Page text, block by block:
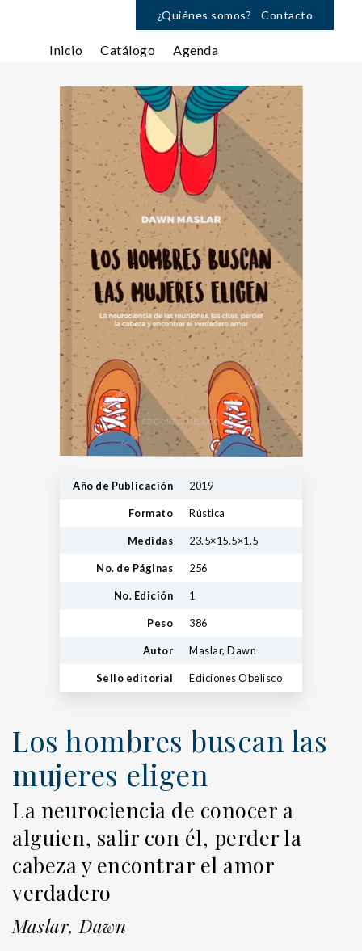
¿Quiénes somos? Contacto
Inicio Catálogo Agenda
Año de Publicación 2019
Formato Rústica
Medidas 23.5×15.5×1.5
No. de Páginas 256
No. Edición 1
Peso 386
Autor Maslar, Dawn
Sello editorial Ediciones Obelisco
Los hombres buscan las
mujeres eligen
La neurociencia de conocer a
alguien, salir con él, perder la
cabeza y encontrar el amor
verdadero
Maslar, Dawn